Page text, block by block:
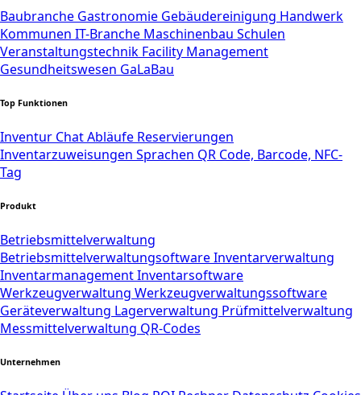
Baubranche Gastronomie Gebäudereinigung Handwerk
Kommunen IT-Branche Maschinenbau Schulen
Veranstaltungstechnik Facility Management
Gesundheitswesen GaLaBau
Top Funktionen
Inventur ChatAbläufe Reservierungen
Inventarzuweisungen Sprachen QR Code, Barcode, NFC-
Tag
Produkt
Betriebsmittelverwaltung
BetriebsmittelverwaltungsoftwareInventarverwaltung
InventarmanagementInventarsoftware
Werkzeugverwaltung Werkzeugverwaltungssoftware
Geräteverwaltung Lagerverwaltung Prüfmittelverwaltung
Messmittelverwaltung QR-Codes
Unternehmen